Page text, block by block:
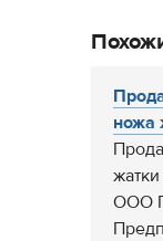
ножа
ООО